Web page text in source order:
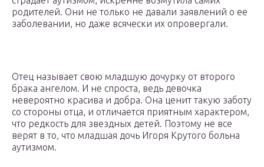
родителей. Они не только не давали заявлений о ее
заболевании, но даже всячески их опровергали.
Отец называет свою младшую дочурку от второго
брака ангелом. И не спроста, ведь девочка
невероятно красива и добра. Она ценит такую заботу
со стороны отца, и отличается приятным характером,
что редкость для звездных детей. Поэтому не все
верят в то, что младшая дочь Игоря Крутого больна
аутизмом.